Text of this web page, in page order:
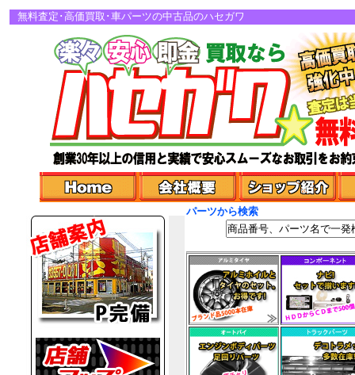
無料査定･高価買取･車パーツの中古品のハセガワ
パーツから検索